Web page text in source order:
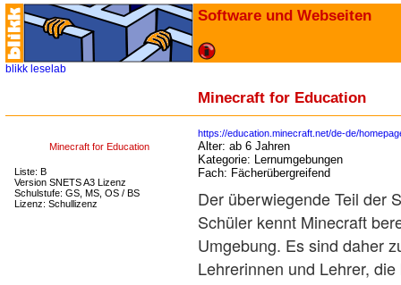
Software und Webseiten
blikk leselab
Minecraft for Education
Minecraft for Education
Liste: B
Version SNETS A3 Lizenz
Schulstufe: GS, MS, OS / BS
Lizenz: Schullizenz
https://education.minecraft.net/de-de/
Alter: ab 6 Jahren
Kategorie: Lernumgebungen
Fach: Fächerübergreifend
Der überwiegende Teil der
Schüler kennt Minecraft
Umgebung. Es sind daher
Lehrerinnen und Lehrer,